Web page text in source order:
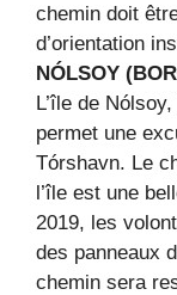
chemin doit
d’orientation
NÓLSOY
L’île de
permet une
Tórshavn. Le
l’île est une
2019, les
des panneaux
chemin sera